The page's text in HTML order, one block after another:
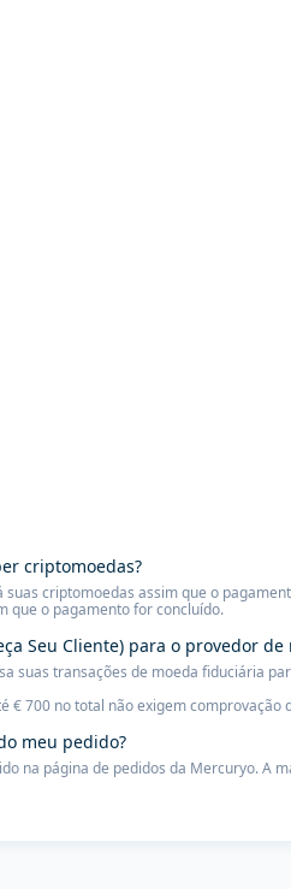
criptomoedas?
criptomoedas assim que o
que o pagamento for concluído.
Seu Cliente) para o provedor
suas transações de moeda fiduciária
€ 700 no total não exigem comprovação
meu pedido?
na página de pedidos da Mercuryo. A